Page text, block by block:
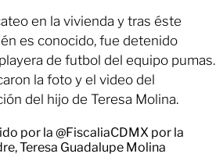
en la vivienda y tras éste
es conocido, fue detenido
de futbol del equipo pumas.
la foto y el video del
del hijo de Teresa Molina.
por la @FiscaliaCDMX por la
Teresa Guadalupe Molina